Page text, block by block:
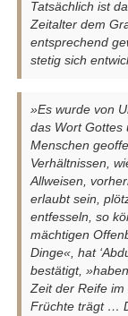
Tatsächlich ist
Zeitalter dem
entsprechend
stetig sich
»Es wurde von
das Wort Gottes
Menschen
Verhältnissen,
Allweisen,
erlaubt sein,
entfesseln, so
mächtigen
Dinge«, hat
bestätigt,
Zeit der Reife
Früchte trägt …